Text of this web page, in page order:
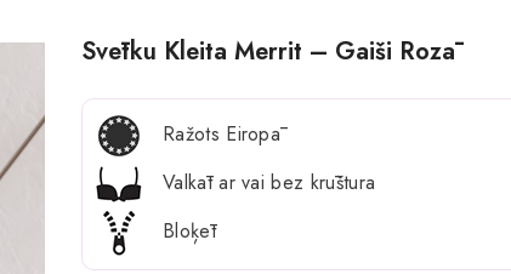
Svētku Kleita Merrit – Gaiši Rozā
Ražots Eiropā
Valkāt ar vai bez krūštura
Bloķēt